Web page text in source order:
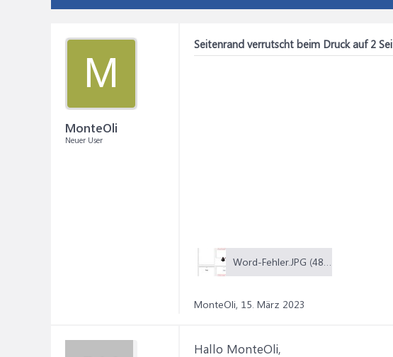
M
MonteOli
Neuer User
Seitenrand verrutscht beim Druck auf 2
Word-Fehler.JPG (48,4 KB)
MonteOli, 15. März 2023
Hallo MonteOli,